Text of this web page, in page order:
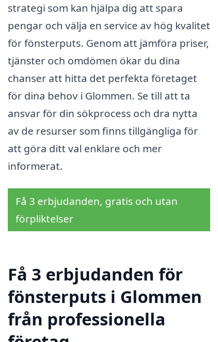
strategi som kan hjälpa dig att spara
pengar och välja en service av hög kvalitet
för fönsterputs. Genom att jämföra priser,
tjänster och omdömen ökar du dina
chanser att hitta det perfekta företaget
för dina behov i Glommen. Se till att ta
ansvar för din sökprocess och dra nytta
av de resurser som finns tillgängliga för
att göra ditt val enklare och mer
informerat.
Få 3 erbjudanden, gratis och utan
förpliktelser
Få 3 erbjudanden för
fönsterputs i Glommen
från professionella